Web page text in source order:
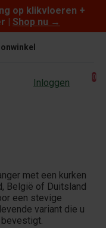
op klikvloeren +
| Shop nu →
Inloggen 0
met een kurken
België of Duitsland
een stevige
variant die u